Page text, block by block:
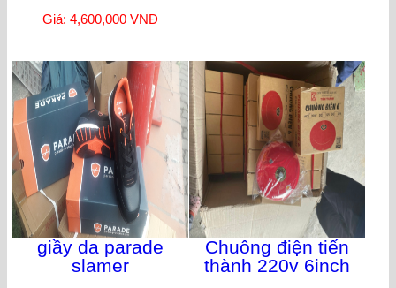
Giá: 4,600,000 VNĐ
giầy da parade
slamer
Chuông điện tiến
thành 220v 6inch